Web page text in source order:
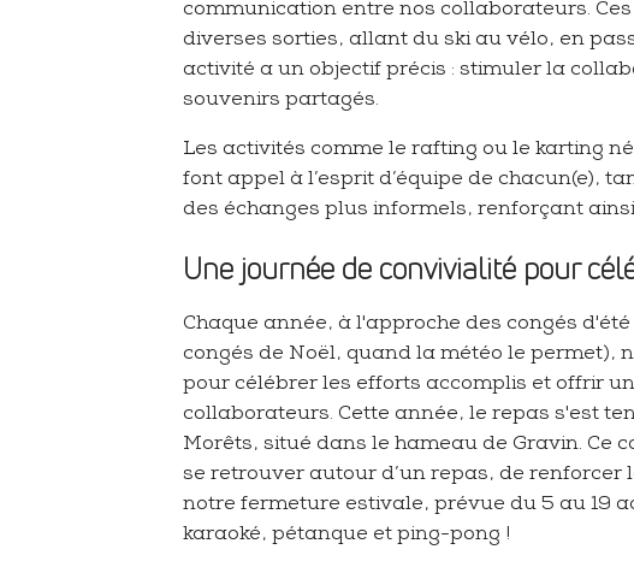
communication entre nos collaborateurs.
diverses sorties, allant du ski au vélo, en
activité a un objectif précis : stimuler la
souvenirs partagés.
Les activités comme le rafting ou le karting
font appel à l’esprit d’équipe de chacun(e),
des échanges plus informels, renforçant
Une journée de convivialité pour
Chaque année, à l'approche des congés
congés de Noël, quand la météo le permet),
pour célébrer les efforts accomplis et offrir
collaborateurs. Cette année, le repas s'est
Morêts, situé dans le hameau de Gravin. Ce
se retrouver autour d’un repas, de
notre fermeture estivale, prévue du 5 au 19
karaoké, pétanque et ping-pong !